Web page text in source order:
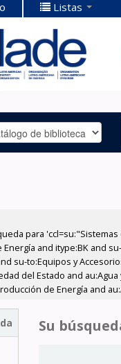
Listas
para 'ccl=su:"Sistemas
and itype:BK and
su-to:Equipos y
del Estado and
de Energía and
Su